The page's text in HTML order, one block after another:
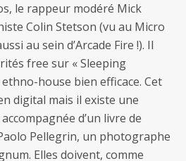
le rappeur modéré Mick
Colin Stetson (vu au Micro
au sein d’Arcade Fire !). Il
free sur « Sleeping
house bien efficace. Cet
digital mais il existe une
d’un livre de
Pellegrin, un photographe
Elles doivent, comme